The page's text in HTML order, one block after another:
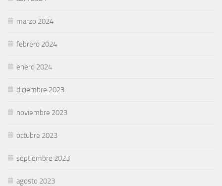
marzo 2024
febrero 2024
enero 2024
diciembre 2023
noviembre 2023
octubre 2023
septiembre 2023
agosto 2023